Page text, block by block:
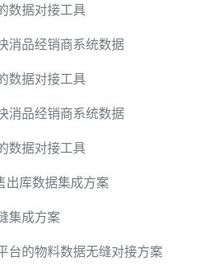
数据对接工具
消品经销商系统数据
数据对接工具
消品经销商系统数据
数据对接工具
出库数据集成方案
集成方案
台的物料数据无缝对接方案